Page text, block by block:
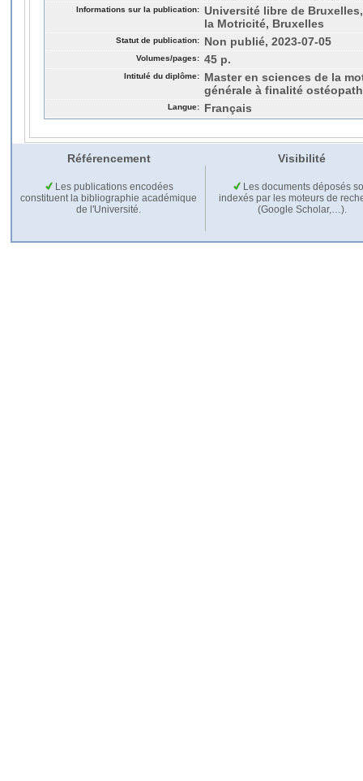
Informations sur la publication: Université libre de
la Motricité, Bruxelles
Statut de publication: Non publié, 2023-07-05
Volumes/pages: 45 p.
Intitulé du diplôme:
Master en sciences de la
générale à finalité
Langue: Français
Référencement Visibilité
Les publications encodées
constituent la bibliographie académique
de l'Université.
Les documents déposés
indexés par les moteurs de
(Google Scholar,…).